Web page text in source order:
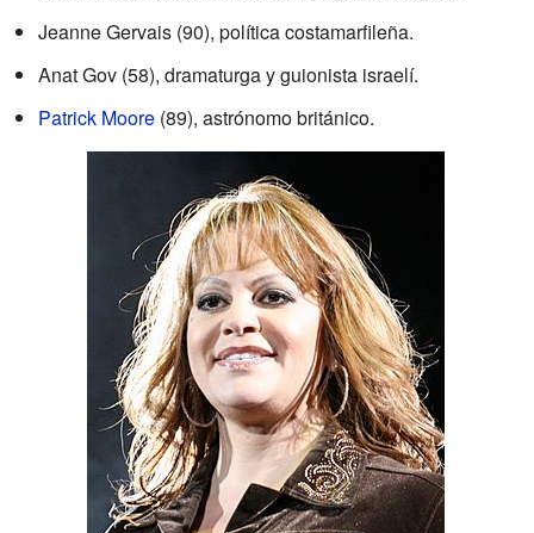
Jeanne Gervais (90), política costamarfileña.
Anat Gov (58), dramaturga y guionista israelí.
Patrick Moore (89), astrónomo británico.